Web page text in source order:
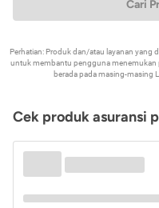
Cari
Perhatian: Produk dan/atau layanan yang
untuk membantu pengguna menemukan
berada pada masing-masing
Cek produk asuransi